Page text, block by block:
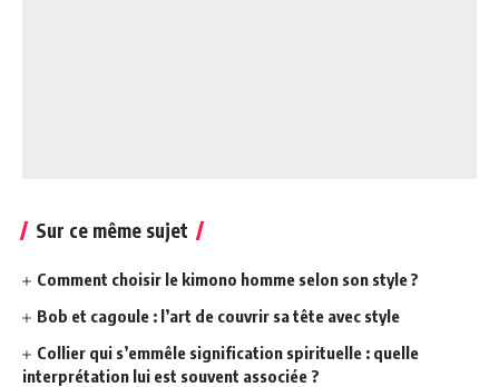
Sur ce même sujet
Comment choisir le kimono homme selon son style ?
Bob et cagoule : l’art de couvrir sa tête avec style
Collier qui s’emmêle signification spirituelle : quelle
interprétation lui est souvent associée ?